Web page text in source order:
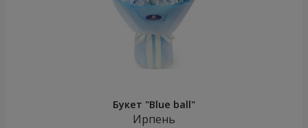
Букет "Blue ball"
Ирпень